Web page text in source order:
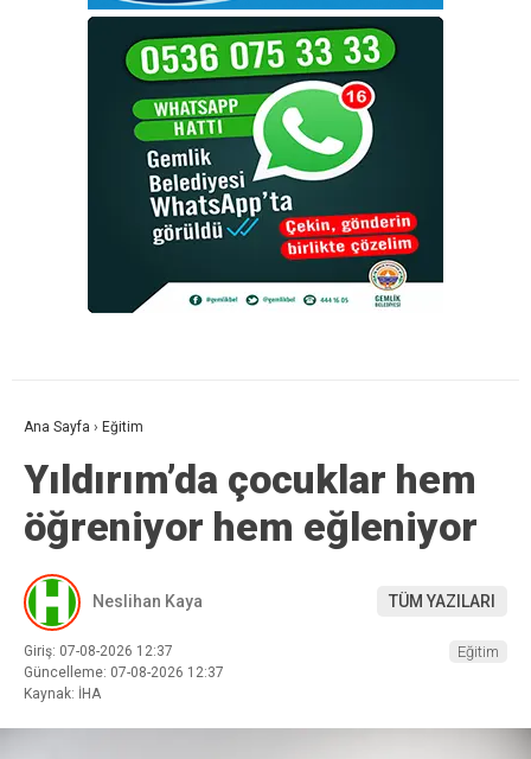
Ana Sayfa › Eğitim
Yıldırım’da çocuklar hem
öğreniyor hem eğleniyor
Neslihan Kaya TÜM YAZILARI
Giriş: 07-08-2026 12:37
Güncelleme: 07-08-2026 12:37
Kaynak: İHA
Eğitim